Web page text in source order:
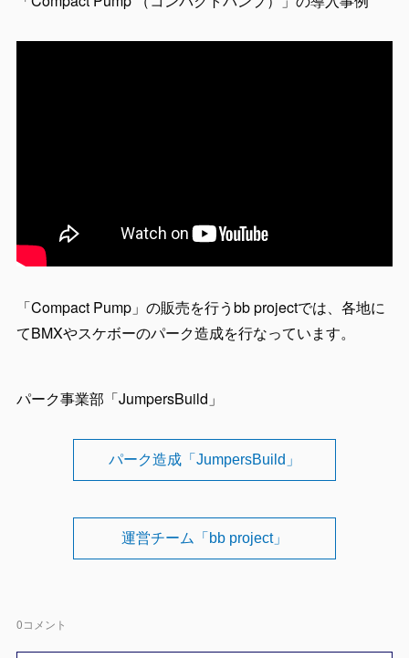
「Compact Pump」の販売を行うbb projectでは、各地に
てBMXやスケボーのパーク造成を行なっています。
パーク事業部「JumpersBuild」
パーク造成「JumpersBuild」
運営チーム「bb project」
0コメント